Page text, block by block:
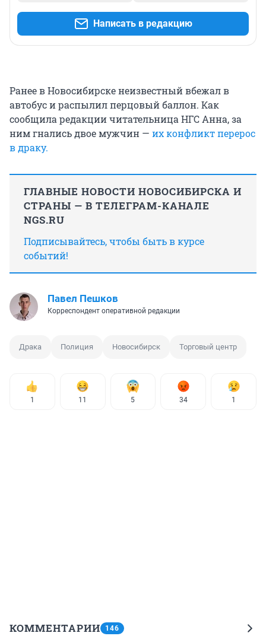
Написать в редакцию
Ранее в Новосибирске неизвестный вбежал в
автобус и распылил перцовый баллон. Как
сообщила редакции читательница НГС Анна, за
ним гнались двое мужчин — их конфликт перерос
в драку.
ГЛАВНЫЕ НОВОСТИ НОВОСИБИРСКА И
СТРАНЫ — В ТЕЛЕГРАМ-КАНАЛЕ
NGS.RU
Подписывайтесь, чтобы быть в курсе
событий!
Павел Пешков
Корреспондент оперативной редакции
Драка Полиция Новосибирск Торговый центр
1 11 5 34 1
КОММЕНТАРИИ 146